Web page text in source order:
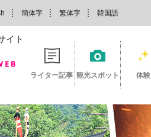
簡体字 繁体字 韓国語
イト
ライター記事 観光スポット 体験